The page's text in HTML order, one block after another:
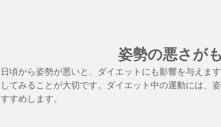
姿勢の悪さが
日頃から姿勢が悪いと、ダイエットにも影響を与えま
してみることが大切です。ダイエット中の運動には、
すすめします。